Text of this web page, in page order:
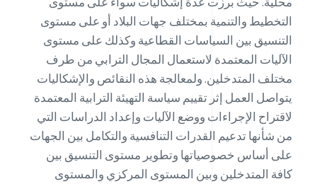
التخطيط والتنمية بمختلف جهات البلاد أو على مستوى
التنسيق بين السياسات القطاعية وكذلك على مستوى
الآليات المعتمدة لاستعمال المجال الترابي من طرف
مختلف المتدخلين. ولمعالجة هذه النقائص والإشكاليات
يتواصل العمل إثر تقييم سياسة التهيئة الترابية المعتمدة
لاقتراح الإجراءات ووضع الآليات وإعداد الدراسات التي
من شأنها تدعيم القدرات التنافسية والتكامل بين الجهات
على أساس خصوصياتها وتطوير مستوى التنسيق بين
كافة المتدخلين وبين المستوى المركزي والمستوى